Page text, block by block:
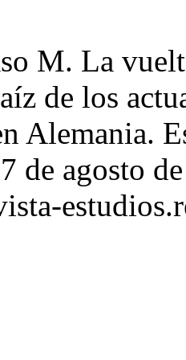
M. La
de los
Alemania.
de agosto